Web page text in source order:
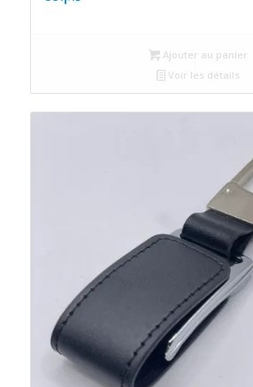
Ajouter au panier
Voir les détails